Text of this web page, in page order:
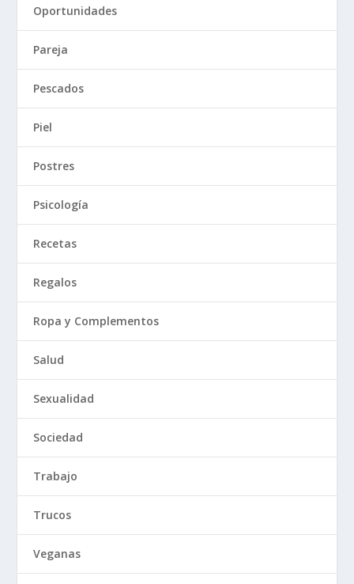
Oportunidades
Pareja
Pescados
Piel
Postres
Psicología
Recetas
Regalos
Ropa y Complementos
Salud
Sexualidad
Sociedad
Trabajo
Trucos
Veganas